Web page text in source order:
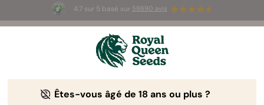
4.7 sur 5 basé sur 58690 avis
3 graines White Widow AutoGRATUITES pour les
Êtes-vous âgé de 18 ans ou plus ?